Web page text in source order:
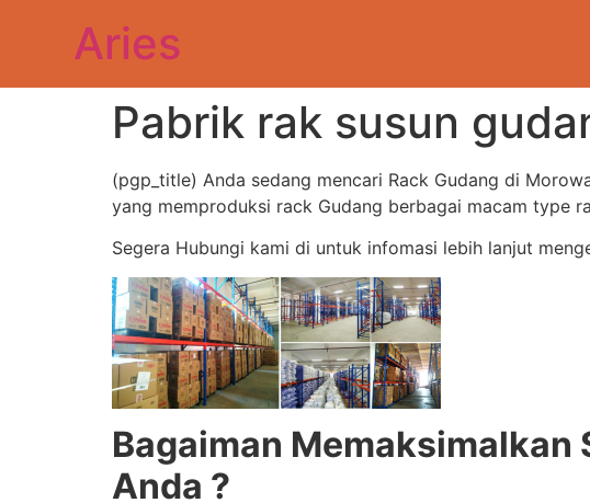
Aries
Pabrik rak susun
(pgp_title) Anda sedang mencari Rack Gudang di
yang memproduksi rack Gudang berbagai macam type
Segera Hubungi kami di untuk infomasi lebih lanjut
Bagaiman Memaksimalkan
Anda ?